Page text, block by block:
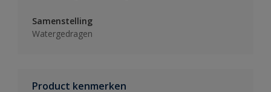
Samenstelling
Watergedragen
Product kenmerken